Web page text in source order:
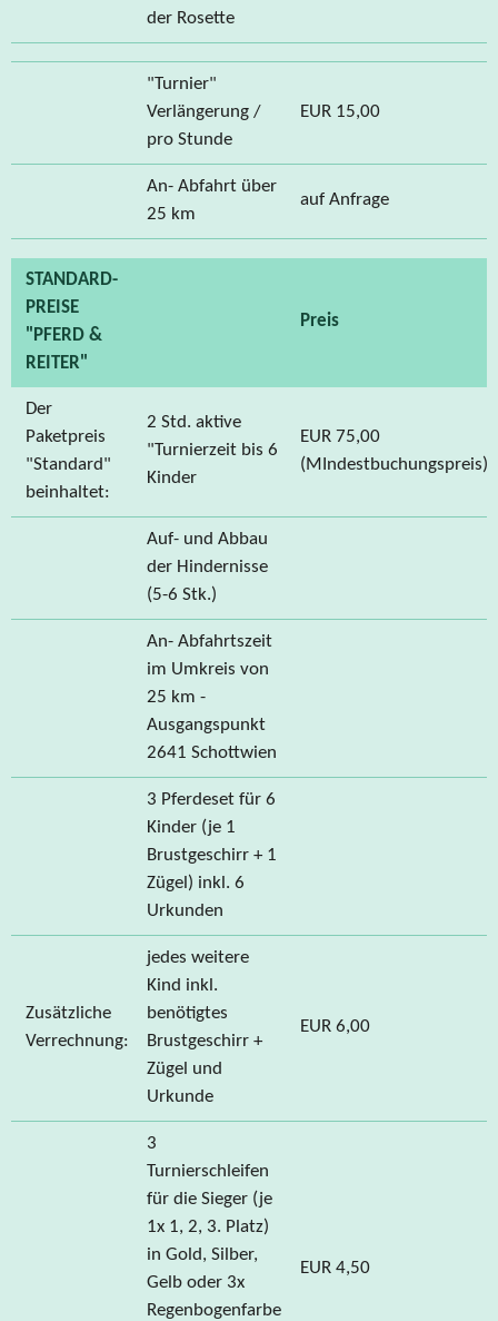
der Rosette
"Turnier"
Verlängerung /
pro Stunde
EUR 15,00
An- Abfahrt über
25 km
auf Anfrage
STANDARD-
PREISE
"PFERD &
REITER"
Preis
Der
Paketpreis
"Standard"
beinhaltet:
2 Std. aktive
"Turnierzeit bis 6
Kinder
EUR 75,00
(MIndestbuchungspreis)
Auf- und Abbau
der Hindernisse
(5-6 Stk.)
An- Abfahrtszeit
im Umkreis von
25 km -
Ausgangspunkt
2641 Schottwien
3 Pferdeset für 6
Kinder (je 1
Brustgeschirr + 1
Zügel) inkl. 6
Urkunden
Zusätzliche
Verrechnung:
jedes weitere
Kind inkl.
benötigtes
Brustgeschirr +
Zügel und
Urkunde
EUR 6,00
3
Turnierschleifen
für die Sieger (je
1x 1, 2, 3. Platz)
in Gold, Silber,
Gelb oder 3x
Regenbogenfarbe
EUR 4,50